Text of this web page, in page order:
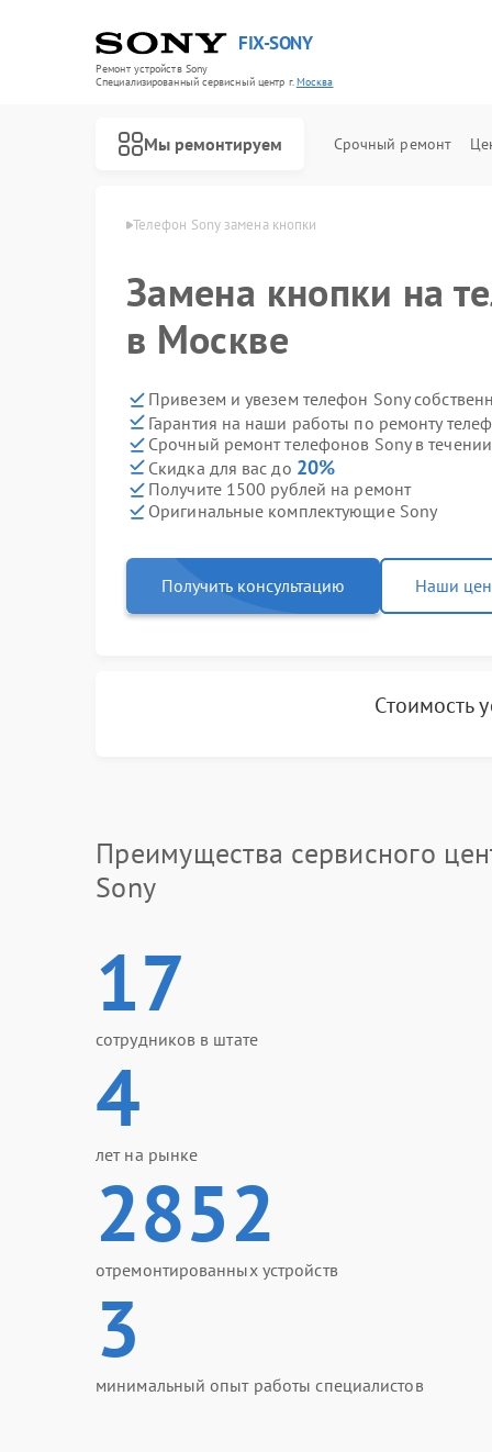
FIX-SONY
Ремонт устройств Sony
Специализированный cервисный центр г.Москва
Мы ремонтируем Срочный ремонт
Телефон Sony замена кнопки
Замена кнопки на
в Москве
Привезем и увезем телефон Sony
Гарантия на наши работы по ремонту
Срочный ремонт телефонов Sony в
Скидка для вас до 20%
Получите 1500 рублей на ремонт
Оригинальные комплектующие Sony
Получить консультацию Наши
Стоимость
Преимущества сервисного
Sony
17
сотрудников в штате
4
лет на рынке
2852
отремонтированных устройств
3
минимальный опыт работы специалистов